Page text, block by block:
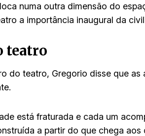
numa outra dimensão do
a importância inaugural da
teatro
do teatro, Gregorio disse que
está fraturada e cada um
a partir do que chega